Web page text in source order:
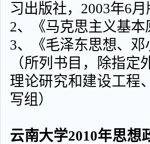
习出版社，2003年6月
2、《马克思主义基本
3、《毛泽东思想、
（所列书目，除指
理论研究和建设工程
写组）
云南大学2010年思想